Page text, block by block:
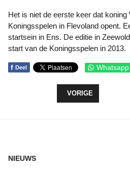
Het is niet de eerste keer dat koning Willem-Alexander de
Koningsspelen in Flevoland opent.
startsein in Ens. De editie in
start van de Koningsspelen in 2013.
f Deel Whatsapp
VORIG ARTIKEL:
VORIGE
NIEUWS